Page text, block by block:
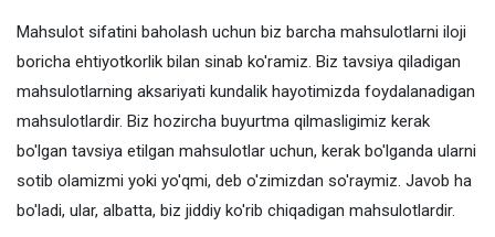
Mahsulot sifatini baholash uchun biz barcha mahsulotlarni iloji
boricha ehtiyotkorlik bilan sinab ko'ramiz. Biz tavsiya qiladigan
mahsulotlarning aksariyati kundalik hayotimizda foydalanadigan
mahsulotlardir. Biz hozircha buyurtma qilmasligimiz kerak
bo'lgan tavsiya etilgan mahsulotlar uchun, kerak bo'lganda ularni
sotib olamizmi yoki yo'qmi, deb o'zimizdan so'raymiz. Javob ha
bo'ladi, ular, albatta, biz jiddiy ko'rib chiqadigan mahsulotlardir.